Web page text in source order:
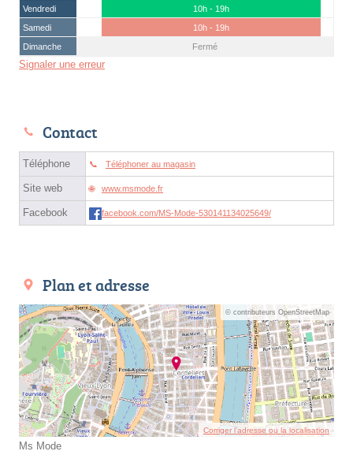
Vendredi
10h - 19h
Samedi
10h - 19h
Dimanche
Fermé
Signaler une erreur
Contact
Téléphone Téléphoner au magasin
Site web www.msmode.fr
Facebook facebook.com/MS-Mode-530141134025649/
Plan et adresse
© contributeurs OpenStreetMap
Corriger l’adresse ou la localisation
Ms Mode